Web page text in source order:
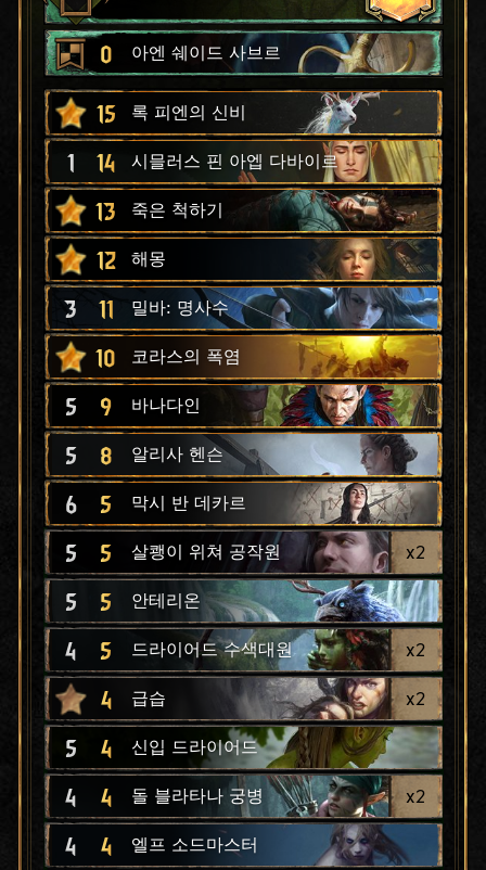
0 아엔 쉐이드 사브르
15 록 피엔의 신비
1 14 시믈러스 핀 아엡 다바이르
13 죽은 척하기
12 해몽
3 11 밀바: 명사수
10 코라스의 폭염
5 9 바나다인
5 8 알리사 헨슨
6 5 막시 반 데카르
5 5 살쾡이 위쳐 공작원 x2
5 5 안테리온
4 5 드라이어드 수색대원 x2
4 급습 x2
5 4 신입 드라이어드
4 4 돌 블라타나 궁병 x2
4 4 엘프 소드마스터